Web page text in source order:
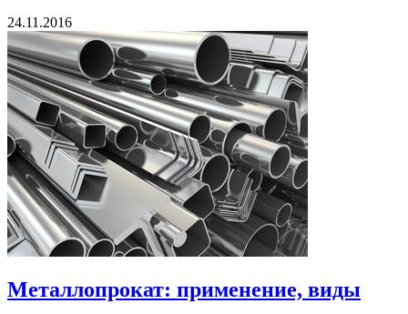
24.11.2016
Металлопрокат: применение, виды